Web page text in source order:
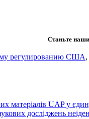
Станьте
регулированию США,
матеріалів UAP у
досліджень